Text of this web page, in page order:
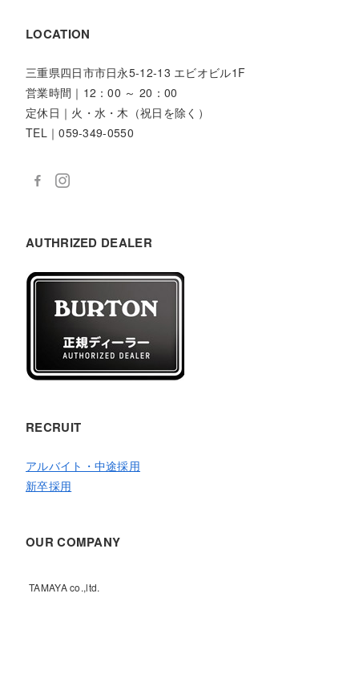
LOCATION
三重県四日市市日永5-12-13 エビオビル1F
営業時間｜12：00 ～ 20：00
定休日｜火・水・木（祝日を除く）
TEL｜059-349-0550
AUTHRIZED DEALER
RECRUIT
アルバイト・中途採用
新卒採用
OUR COMPANY
TAMAYA co.,ltd.